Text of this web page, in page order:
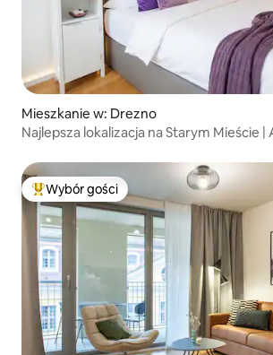
Mieszkanie w: Drezno
Najlepsza lokalizacja na Starym Mieście
Najpopularniejsze z kategorii Wybór
Wybór gości